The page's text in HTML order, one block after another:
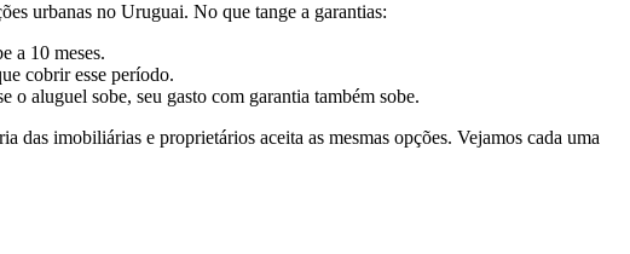
urbanas no Uruguai. No que tange a garantias:
a 10 meses.
cobrir esse período.
o aluguel sobe, seu gasto com garantia também sobe.
das imobiliárias e proprietários aceita as mesmas opções. Vejamos cada uma